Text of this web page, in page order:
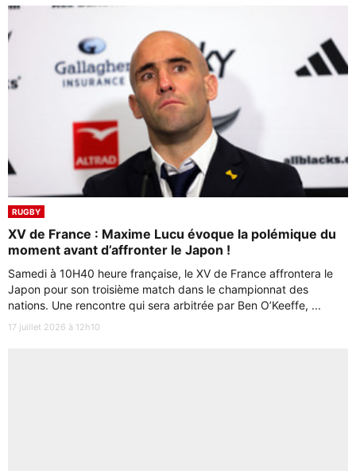
RUGBY
XV de France : Maxime Lucu évoque la polémique du
moment avant d’affronter le Japon !
Samedi à 10H40 heure française, le XV de France affrontera le
Japon pour son troisième match dans le championnat des
nations. Une rencontre qui sera arbitrée par Ben O’Keeffe, ...
17 juillet 2026 à 12h10